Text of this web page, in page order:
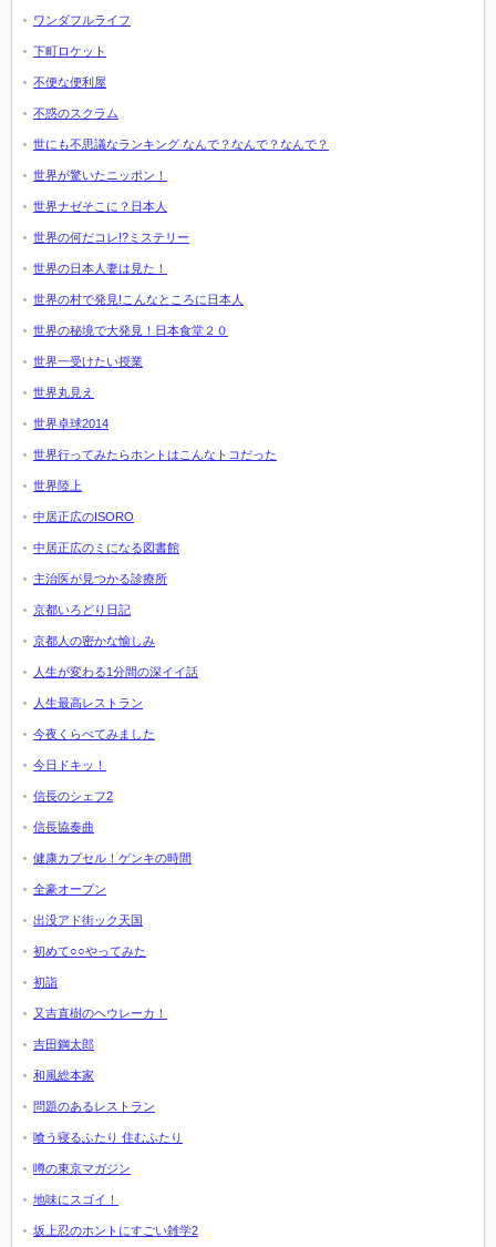
ワンダフルライフ
下町ロケット
不便な便利屋
不惑のスクラム
世にも不思議なランキング なんで？なんで？なんで？
世界が驚いたニッポン！
世界ナゼそこに？日本人
世界の何だコレ!?ミステリー
世界の日本人妻は見た！
世界の村で発見!こんなところに日本人
世界の秘境で大発見！日本食堂２０
世界一受けたい授業
世界丸見え
世界卓球2014
世界行ってみたらホントはこんなトコだった
世界陸上
中居正広のISORO
中居正広のミになる図書館
主治医が見つかる診療所
京都いろどり日記
京都人の密かな愉しみ
人生が変わる1分間の深イイ話
人生最高レストラン
今夜くらべてみました
今日ドキッ！
信長のシェフ2
信長協奏曲
健康カプセル！ゲンキの時間
全豪オープン
出没アド街ック天国
初めて○○やってみた
初詣
又吉直樹のヘウレーカ！
吉田鋼太郎
和風総本家
問題のあるレストラン
喰う寝るふたり 住むふたり
噂の東京マガジン
地味にスゴイ！
坂上忍のホントにすごい雑学2